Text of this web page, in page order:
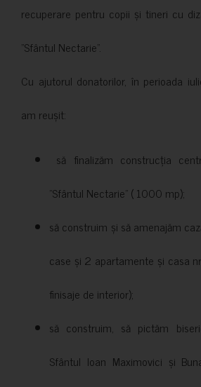
recuperare pentru copii și tineri cu
”Sfântul Nectarie”.
Cu ajutorul donatorilor, în perioada
am reușit:
să finalizăm construcția
”Sfântul Nectarie” ( 1000 mp);
să construim și să amenajăm
case și 2 apartamente și casa
finisaje de interior);
să construim, să pictăm
Sfântul Ioan Maximovici și